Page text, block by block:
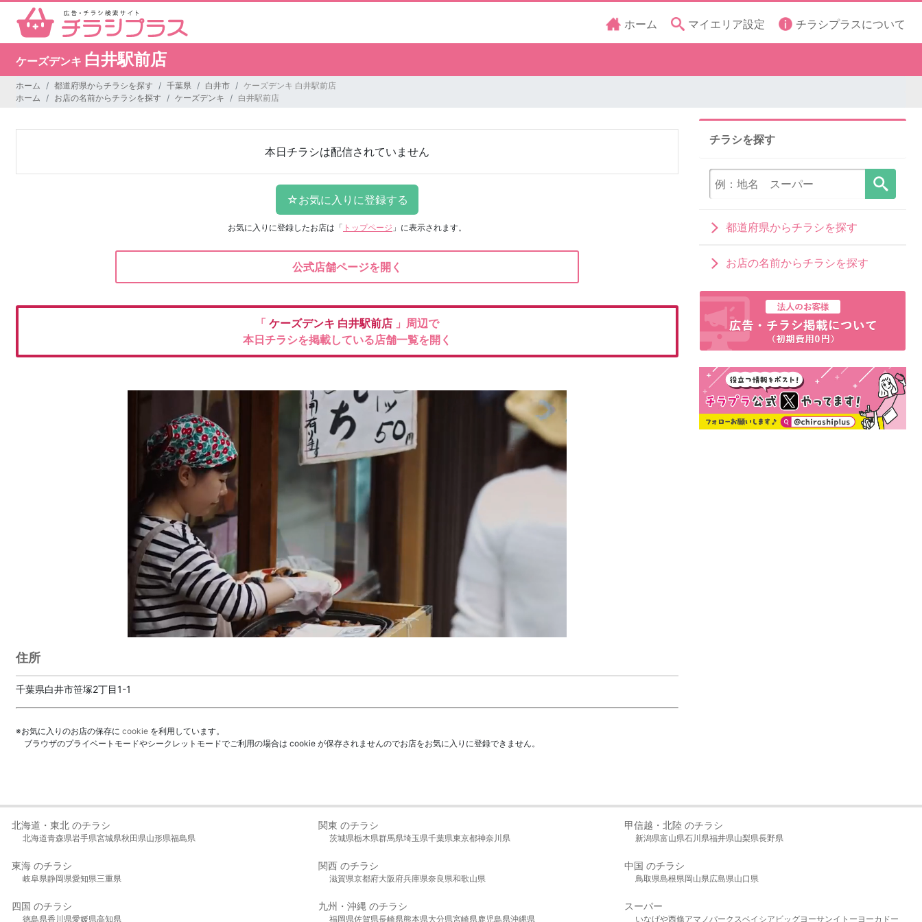
ホーム マイエリア設定 チラシプラスについて
ケーズデンキ 白井駅前店
ホーム 都道府県からチラシを探す 千葉県 白井市
ケーズデンキ 白井駅前店
ホーム
お店の名前からチラシを探す ケーズデンキ 白井駅前店
本日チラシは配信されていません
お気に入りに登録したお店は 「 トップページ 」に表示されます。
公式店舗ページを開く
「 ケーズデンキ 白井駅前店 」周辺で
本日チラシを掲載している店舗一覧を開く
住所
千葉県白井市笹塚2丁目1-1
※お気に入りのお店の保存に cookie を利用しています。
ブラウザのプライベートモードやシークレットモードでご利用の場合は cookie が保存されませんのでお店をお気に入りに登録できません。
チラシを探す
都道府県からチラシを探す
お店の名前からチラシを探す
北海道・東北 のチラシ
北海道青森県岩手県宮城県秋田県山形県福島県
関東 のチラシ
茨城県栃木県群馬県埼玉県千葉県東京都神奈川県
甲信越・北陸 のチラシ
新潟県富山県石川県福井県山梨県長野県
東海 のチラシ
岐阜県静岡県愛知県三重県
関西 のチラシ
滋賀県京都府大阪府兵庫県奈良県和歌山県
中国 のチラシ
鳥取県島根県岡山県広島県山口県
四国 のチラシ
徳島県香川県愛媛県高知県
九州・沖縄 のチラシ
福岡県佐賀県長崎県熊本県大分県宮崎県鹿児島県沖縄県
スーパー
いなげや西條アマノパークスベイシア ビッグヨーサンイトーヨーカドー